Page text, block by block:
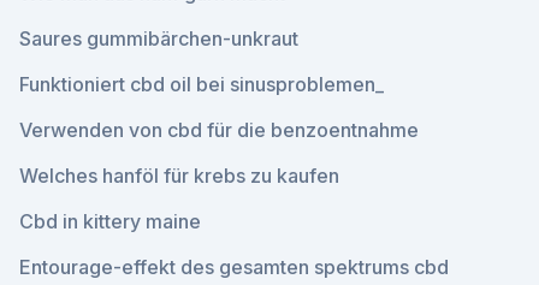
Saures gummibärchen-unkraut
Funktioniert cbd oil bei sinusproblemen_
Verwenden von cbd für die benzoentnahme
Welches hanföl für krebs zu kaufen
Cbd in kittery maine
Entourage-effekt des gesamten spektrums cbd